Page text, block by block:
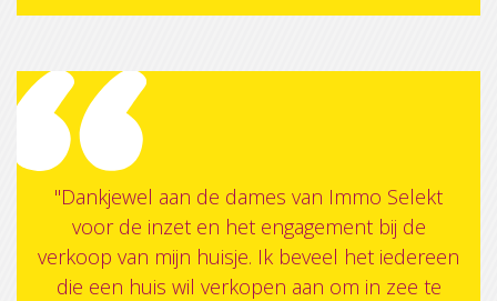
"Dankjewel aan de dames van Immo Selekt
voor de inzet en het engagement bij de
verkoop van mijn huisje. Ik beveel het iedereen
die een huis wil verkopen aan om in zee te